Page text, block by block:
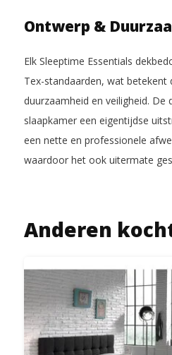
Ontwerp &
Elk Sleeptime Essentials
Tex-standaarden, wat
duurzaamheid en veiligheid.
slaapkamer een eigentijdse
een nette en professionele
waardoor het ook uitermate
Anderen